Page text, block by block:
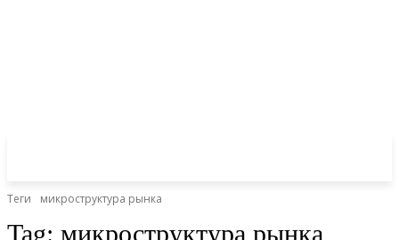
Теги микроструктура рынка
Tag: микроструктура рынка